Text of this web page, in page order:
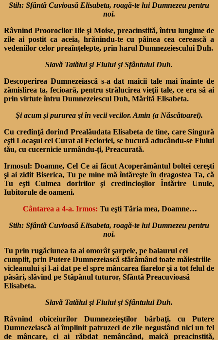
Stih: Sfântă Cuvioasă Elisabeta, roagă-te lui Dumnezeu pentru
noi.
Râvnind Proorocilor Ilie şi Moise, preacinstită, întru lungime de
zile ai postit ca aceia, hrănindu-te cu pâinea cea cerească a
vedeniilor celor preaînţelepte, prin harul Dumnezeiescului Duh.
Slavă Tatălui şi Fiului şi Sfântului Duh.
Descoperirea Dumnezeiască s-a dat maicii tale mai înainte de
zămislirea ta, fecioară, pentru strălucirea vieţii tale, ce era să ai
prin virtute întru Dumnezeiescul Duh, Mărită Elisabeta.
Şi acum şi pururea şi în vecii vecilor. Amin (a Născătoarei).
Cu credinţă dorind Prealăudata Elisa­beta de tine, care Singură
eşti Locaşul cel Curat al Fecioriei, se bucură aducându-se Fiului
tău, cu cucernicie urmându-ţi, Preacurată.
Irmosul: Doamne, Cel Ce ai făcut Acoperământul boltei cereşti
şi ai zidit Biserica, Tu pe mine mă întăreşte în dragostea Ta, că
Tu eşti Culmea doririlor şi credin­cioşilor Întărire Unule,
Iubitorule de oameni.
Cântarea a 4-a. Irmos: Tu eşti Tăria mea, Doamne…
Stih: Sfântă Cuvioasă Elisabeta, roagă-te lui Dumnezeu pentru
noi.
Tu prin rugăciunea ta ai omorât şarpele, pe balaurul cel
cumplit, prin Putere Dumneze­iască sfărâmând toate măiestriile
vicleanului şi l-ai dat pe el spre mâncarea fiarelor şi a tot felul de
păsări, slăvind pe Stăpânul tuturor, Sfântă Preacuvioasă
Elisabeta.
Slavă Tatălui şi Fiului şi Sfântului Duh.
Râvnind obiceiurilor Dumneze­ieştilor bărbaţi, cu Putere
Dumnezeiască ai împlinit patruzeci de zile negustând nici un fel
de mâncare, ci ai răbdat nemâncând, maică preacinstită,